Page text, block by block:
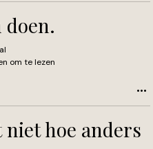
doen.
om te lezen
niet hoe anders